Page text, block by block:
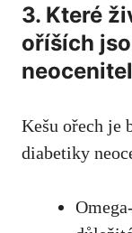
3. ⁣Které
oříších
Kešu ořech je‌
diabetiky